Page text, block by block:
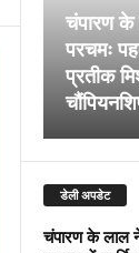
चंपारण के
परचमः
प्रतीक
डेली अपडेट
चंपारण के लाल